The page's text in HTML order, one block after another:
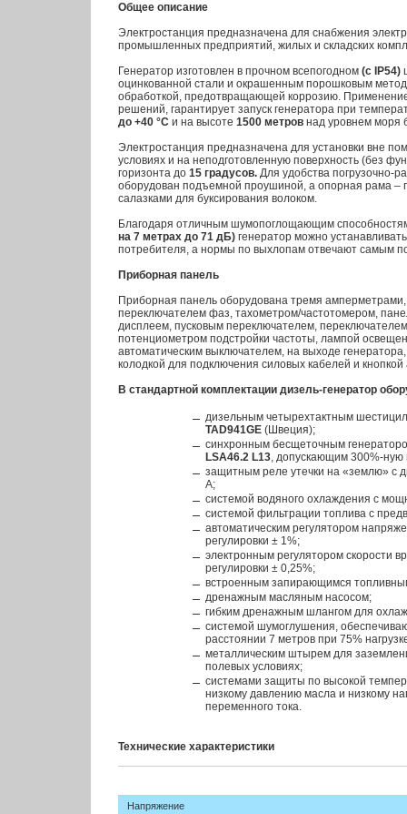
Общее описание
Электростанция предназначена для снабжения
промышленных предприятий, жилых и складских
Генератор изготовлен в прочном всепогодном (с IP54)
оцинкованной стали и окрашенным порошковым
обработкой, предотвращающей коррозию.
решений, гарантирует запуск генератора при
до +40 °С и на высоте 1500 метров над уровнем моря
Электростанция предназначена для установки вне
условиях и на неподготовленную поверхность (без
горизонта до 15 градусов. Для удобства погрузочно-
оборудован подъемной проушиной, а опорная рама –
салазками для буксирования волоком.
Благодаря отличным шумопоглощающим
на 7 метрах до 71 дБ) генератор можно
потребителя, а нормы по выхлопам отвечают самым
Приборная панель
Приборная панель оборудована тремя
переключателем фаз, тахометром/частотомером,
дисплеем, пусковым переключателем,
потенциометром подстройки частоты, лампой
автоматическим выключателем, на выходе
колодкой для подключения силовых кабелей и кнопкой
В стандартной комплектации дизель-генератор
дизельным четырехтактным
TAD941GE (Швеция);
синхронным бесщеточным
LSA46.2 L13, допускающим 300%-ную
защитным реле утечки на «землю» с
А;
системой водяного охлаждения с
системой фильтрации топлива с
автоматическим регулятором
регулировки ± 1%;
электронным регулятором скорости
регулировки ± 0,25%;
встроенным запирающимся
дренажным масляным насосом;
гибким дренажным шлангом для
системой шумоглушения,
расстоянии 7 метров при 75%
металлическим штырем для
полевых условиях;
системами защиты по высокой
низкому давлению масла и низкому
переменного тока.
Технические характеристики
Напряжение